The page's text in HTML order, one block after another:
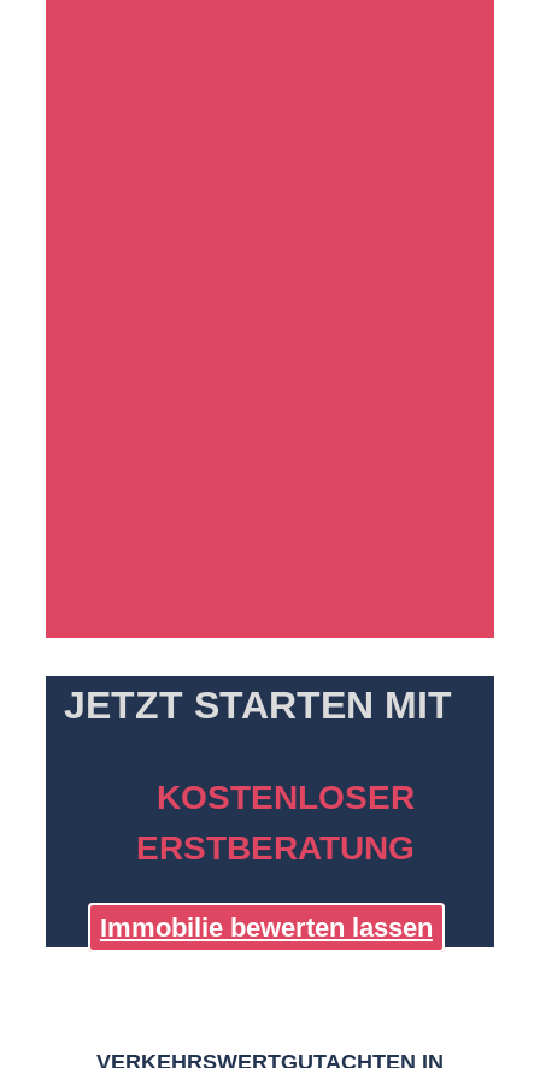
JETZT STARTEN MIT
KOSTENLOSER
ERSTBERATUNG
Immobilie bewerten lassen
VERKEHRSWERTGUTACHTEN IN